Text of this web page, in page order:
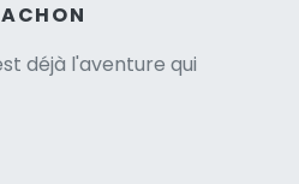
déjà l'aventure qui